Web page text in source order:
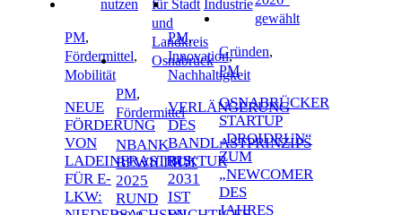
PM,
Fördermittel,
Mobilität
NEUE
FÖRDERUNG
VON
LADEINFRASTRUKTUR
FÜR E-
LKW:
PM,
Fördermittel
NBANK
BEWILLIGT
2025
RUND
PM,
Innovation,
Nachhaltigkeit
VERLÄNGERUNG
DES
BANDLASTPRINZIPS
BIS
2031
IST
Gründen,
PM
OSNABRÜCKER
STARTUP
„DROIDRUN“
ZUM
„NEWCOMER
DES
JAHRES